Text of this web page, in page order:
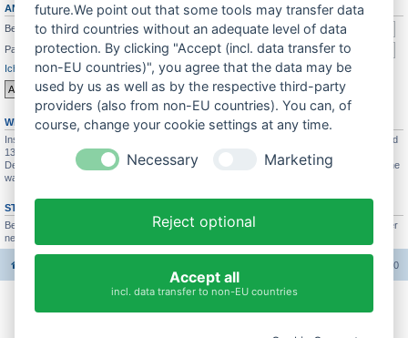
ANMELDEN•REGISTRIEREN
Benutzername:
Passwort:
Ich habe mein Passwort vergessen
Angemeldet bleiben
WER IST ONLINE?
Insgesamt sind
Besucher online :: 2 sichtbare Mitglieder, 0 unsichtbare Mitglieder und
134 Gäste (basierend auf den aktiven Besuchern der letzten 10 Minuten)
Der Besucherrekord liegt bei4689Besuchern, die am 26.07.2025 21:19 gleichzeitig online
waren.
STATISTIK
Beiträge insgesamt
• Themen insgesamt3422• Mitglieder insgesamt
• Unser
neuestes Mitglied:
UTC+02:00
Impressum
future.We point out that some tools may transfer data
to third countries without an adequate level of data
protection. By clicking "Accept (incl. data transfer to
non-EU countries)", you agree that the data may be
used by us as well as by the respective third-party
providers (also from non-EU countries). You can, of
course, change your cookie settings at any time.
Necessary Marketing
Reject optional
Accept all
incl. data transfer to non-EU countries